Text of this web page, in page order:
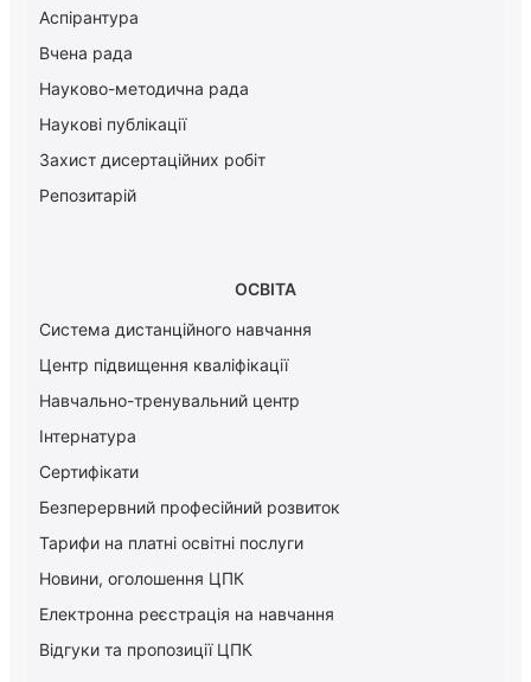
Аспірантура
Вчена рада
Науково-методична рада
Наукові публікації
Захист дисертаційних робіт
Репозитарій
ОСВІТА
Система дистанційного навчання
Центр підвищення кваліфікації
Навчально-тренувальний центр
Інтернатура
Сертифікати
Безперервний професійний розвиток
Тарифи на платні освітні послуги
Новини, оголошення ЦПК
Електронна реєстрація на навчання
Відгуки та пропозиції ЦПК